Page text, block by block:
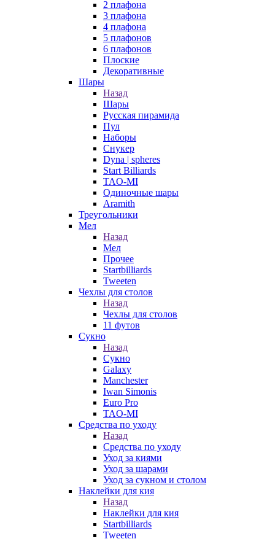
2 плафона
3 плафона
4 плафона
5 плафонов
6 плафонов
Плоские
Декоративные
Шары
Назад
Шары
Русская пирамида
Пул
Наборы
Снукер
Dyna | spheres
Start Billiards
TAO-MI
Одиночные шары
Aramith
Треугольники
Мел
Назад
Мел
Прочее
Startbilliards
Tweeten
Чехлы для столов
Назад
Чехлы для столов
11 футов
Сукно
Назад
Сукно
Galaxy
Manchester
Iwan Simonis
Euro Pro
TAO-MI
Средства по уходу
Назад
Средства по уходу
Уход за киями
Уход за шарами
Уход за сукном и столом
Наклейки для кия
Назад
Наклейки для кия
Startbilliards
Tweeten